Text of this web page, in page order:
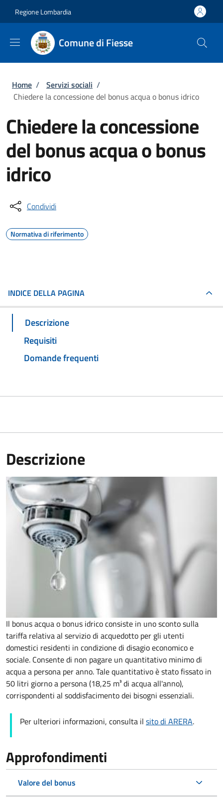
Regione Lombardia
Comune di Fiesse
Briciole di pane
Home / Servizi sociali /
Chiedere la concessione del bonus acqua o bonus idrico
Chiedere la concessione
del bonus acqua o bonus
idrico
Condividi
Normativa di riferimento
INDICE DELLA PAGINA
Descrizione
Requisiti
Domande frequenti
Descrizione
Il bonus acqua o bonus idrico consiste in uno sconto sulla
tariffa relativa al servizio di acquedotto per gli utenti
domestici residenti in condizione di disagio economico e
sociale. Consente di non pagare un quantitativo minimo di
acqua a persona per anno. Tale quantitativo è stato fissato in
50 litri giorno a persona (18,25 m³ di acqua all'anno),
corrispondenti al soddisfacimento dei bisogni essenziali.
Per ulteriori informazioni, consulta il sito di ARERA.
Approfondimenti
Valore del bonus